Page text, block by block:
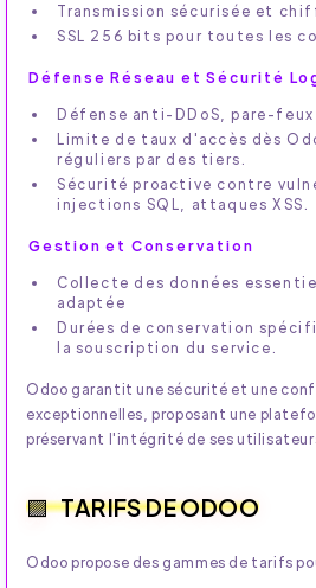
Transmission sécurisée et
SSL 256 bits pour toutes les
Défense Réseau et Sécurité
Défense anti-DDoS, pare-
Limite de taux d'accès dès
réguliers par des tiers.
Sécurité proactive contre
injections SQL, attaques XSS.
Gestion et Conservation
Collecte des données
adaptée
Durées de conservation
la souscription du service.
Odoo garantit une sécurité et une
exceptionnelles, proposant une
préservant l'intégrité de ses
TARIFS DE ODOO
Odoo propose des gammes de tarifs